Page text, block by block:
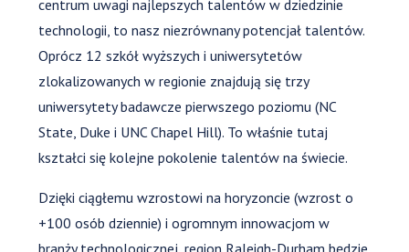
centrum uwagi najlepszych talentów w dziedzinie
technologii, to nasz niezrównany potencjał talentów.
Oprócz 12 szkół wyższych i uniwersytetów
zlokalizowanych w regionie znajdują się trzy
uniwersytety badawcze pierwszego poziomu (NC
State, Duke i UNC Chapel Hill). To właśnie tutaj
kształci się kolejne pokolenie talentów na świecie.
Dzięki ciągłemu wzrostowi na horyzoncie (wzrost o
+100 osób dziennie) i ogromnym innowacjom w
branży technologicznej, region Raleigh-Durham będzie